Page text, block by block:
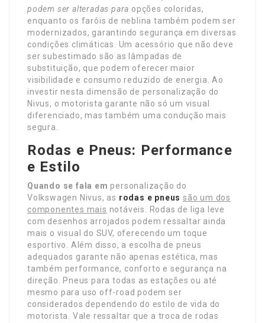
podem ser alteradas para opções coloridas,
enquanto os faróis de neblina também podem ser
modernizados, garantindo segurança em diversas
condições climáticas. Um acessório que não deve
ser subestimado são as lâmpadas de
substituição, que podem oferecer maior
visibilidade e consumo reduzido de energia. Ao
investir nesta dimensão de personalização do
Nivus, o motorista garante não só um visual
diferenciado, mas também uma condução mais
segura.
Rodas e Pneus: Performance
e Estilo
Quando se fala em personalização do
Volkswagen Nivus, as rodas e pneus são um dos
componentes mais notáveis. Rodas de liga leve
com desenhos arrojados podem ressaltar ainda
mais o visual do SUV, oferecendo um toque
esportivo. Além disso, a escolha de pneus
adequados garante não apenas estética, mas
também performance, conforto e segurança na
direção. Pneus para todas as estações ou até
mesmo para uso off-road podem ser
considerados dependendo do estilo de vida do
motorista. Vale ressaltar que a troca de rodas